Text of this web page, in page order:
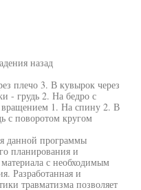
назад
плечо 3. В кувырок через
- грудь 2. На бедро с
1. На спину 2. В
с поворотом кругом
данной программы
планирования и
с необходимым
Разработанная и
травматизма позволяет